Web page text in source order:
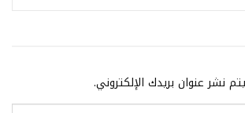
نشر عنوان بريدك الإلكتروني.